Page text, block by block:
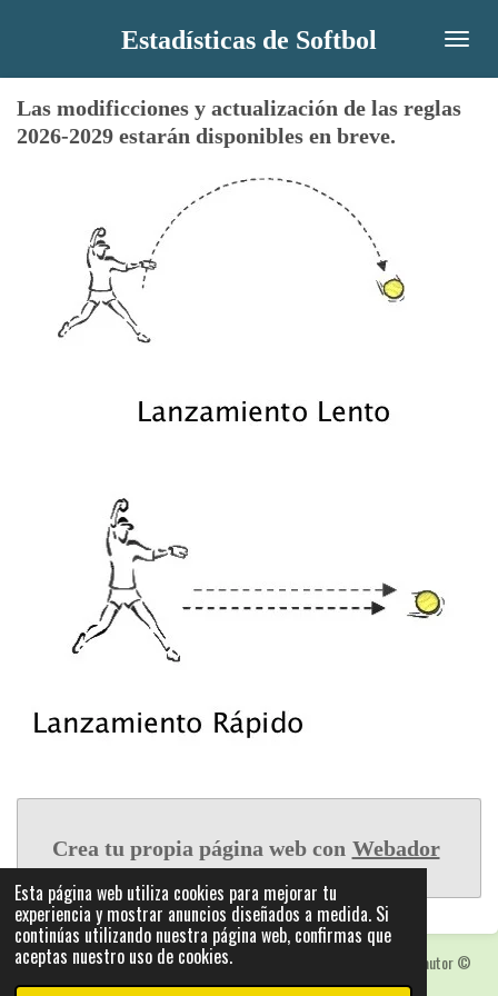
Esta página web utiliza cookies para mejorar tu
experiencia y mostrar anuncios diseñados a medida. Si
continúas utilizando nuestra página web, confirmas que
aceptas nuestro uso de cookies.
contenido
principal
Estadísticas de Softbol
Las modificciones y actualización de las reglas
2026-2029 estarán disponibles en breve.
Crea tu propia página web con Webador
Las fotografias y logotipos pueden estar protegidas con derechos de autor©
2025: Statics - by ISCRLopez APP_Stats_v5.103